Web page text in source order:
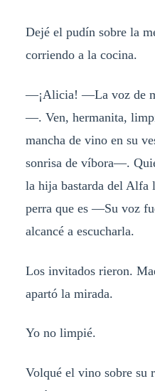
Dejé el pudín sobre la
corriendo a la cocina.
—¡Alicia! —La voz de
—. Ven, hermanita,
mancha de vino en su
sonrisa de víbora—.
la hija bastarda del Alfa
perra que es —Su voz
alcancé a escucharla.
Los invitados rieron.
apartó la mirada.
​​Yo no limpié.​​
Volqué el vino ​​sobre su